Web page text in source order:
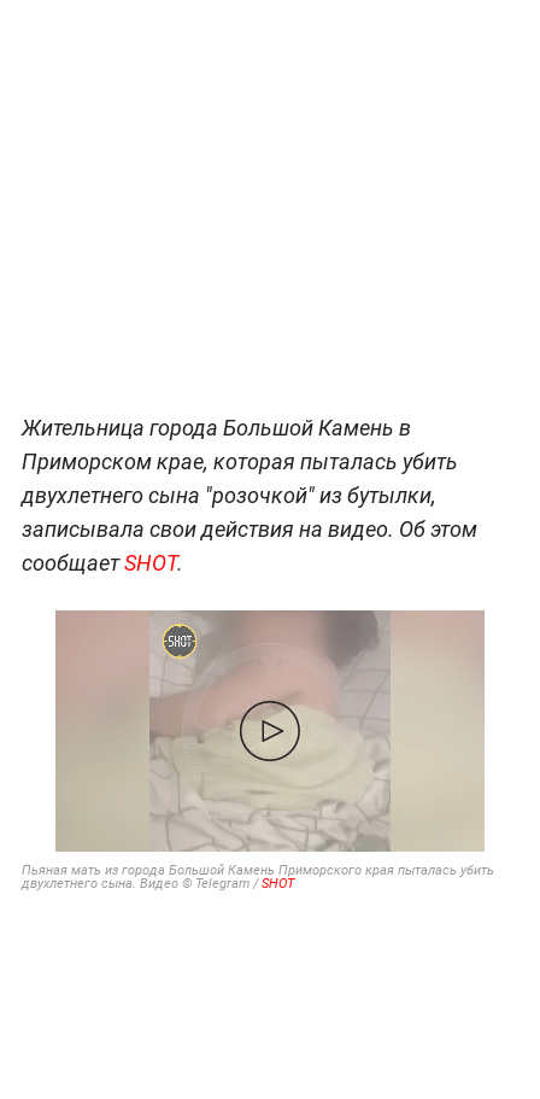
Жительница города Большой Камень в
Приморском крае, которая пыталась убить
двухлетнего сына "розочкой" из бутылки,
записывала свои действия на видео. Об этом
сообщаетSHOT.
Пьяная мать из города Большой Камень Приморского края пыталась убить
двухлетнего сына. Видео © Telegram /SHOT